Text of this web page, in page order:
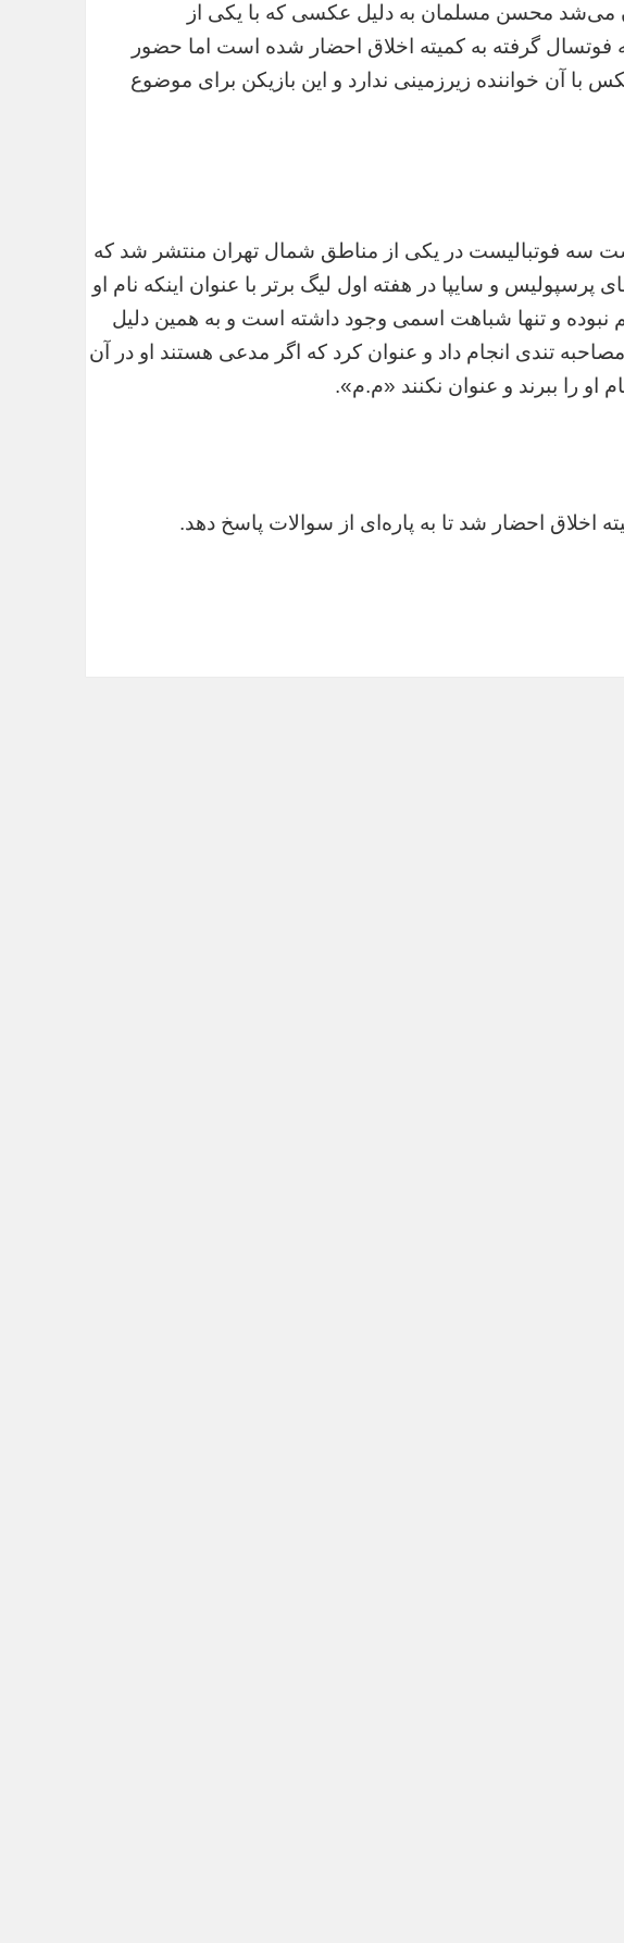
می‌شد محسن مسلمان به دلیل عکسی که با یکی از
فوتسال گرفته به کمیته اخلاق احضار شده است اما حضور
با آن خواننده زیرزمینی ندارد و این بازیکن برای موضوع
سه فوتبالیست در یکی از مناطق شمال تهران منتشر شد که
و سایپا در هفته اول لیگ برتر با عنوان اینکه نام او
و تنها شباهت اسمی وجود داشته است و به همین دلیل
تندی انجام داد و عنوان کرد که اگر مدعی هستند او در آن
را ببرند و عنوان نکنند «م.م».
اخلاق احضار شد تا به پاره‌ای از سوالات پاسخ دهد.